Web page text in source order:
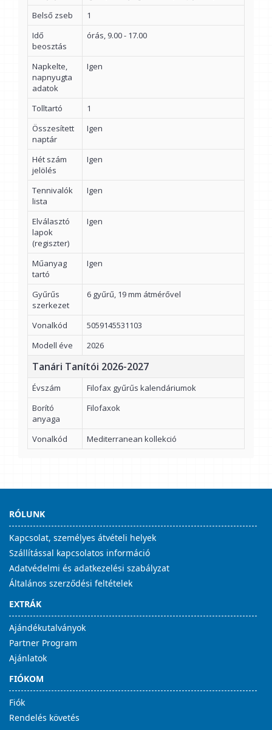
Belső zseb
1
Idő
beosztás
órás, 9.00 - 17.00
Napkelte,
napnyugta
adatok
Igen
Tolltartó
1
Összesített
naptár
Igen
Hét szám
jelölés
Igen
Tennivalók
lista
Igen
Elválasztó
lapok
(regiszter)
Igen
Műanyag
tartó
Igen
Gyűrűs
szerkezet
6 gyűrű, 19 mm átmérővel
Vonalkód
5059145531103
Modell éve
2026
Tanári Tanítói 2026-2027
Évszám
Filofax gyűrűs kalendáriumok
Borító
anyaga
Filofaxok
Vonalkód Mediterranean kollekció
RÓLUNK
Kapcsolat, személyes átvételi helyek
Szállítással kapcsolatos információ
Adatvédelmi és adatkezelési szabályzat
Általános szerződési feltételek
EXTRÁK
Ajándékutalványok
Partner Program
Ajánlatok
FIÓKOM
Fiók
Rendelés követés